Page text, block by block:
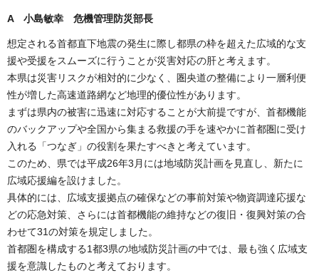
A 小島敏幸 危機管理防災部長
想定される首都直下地震の発生に際し都県の枠を超えた広域的な支
援や受援をスムーズに行うことが災害対応の肝と考えます。
本県は災害リスクが相対的に少なく、圏央道の整備により一層利便
性が増した高速道路網など地理的優位性があります。
まずは県内の被害に迅速に対応することが大前提ですが、首都機能
のバックアップや全国から集まる救援の手を速やかに首都圏に受け
入れる「つなぎ」の役割を果たすべきと考えています。
このため、県では平成26年3月には地域防災計画を見直し、新たに
広域応援編を設けました。
具体的には、広域支援拠点の確保などの事前対策や物資調達応援な
どの応急対策、さらには首都機能の維持などの復旧・復興対策の合
わせて31の対策を規定しました。
首都圏を構成する1都3県の地域防災計画の中では、最も強く広域支
援を意識したものと考えております。